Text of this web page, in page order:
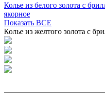
Колье из белого золота с
якорное
Показать ВСЕ
Колье из желтого золота с